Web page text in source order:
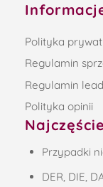
Polityka
Regulamin
Regulamin
Polityka opinii
Przypadki
DER, DIE,